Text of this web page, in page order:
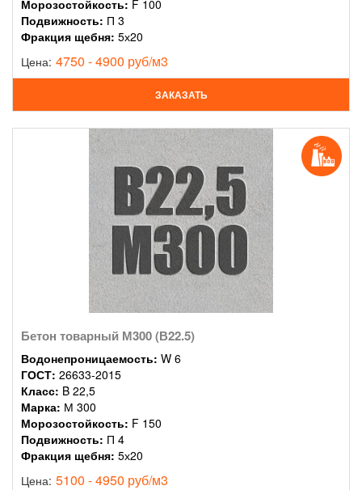
Морозостойкость: F 100
Подвижность: П 3
Фракция щебня: 5х20
Цена: 4750 - 4900 руб/м3
ЗАКАЗАТЬ
Бетон товарный М300 (В22.5)
Водонепроницаемость: W 6
ГОСТ: 26633-2015
Класс: B 22,5
Марка: М 300
Морозостойкость: F 150
Подвижность: П 4
Фракция щебня: 5х20
Цена: 5100 - 4950 руб/м3